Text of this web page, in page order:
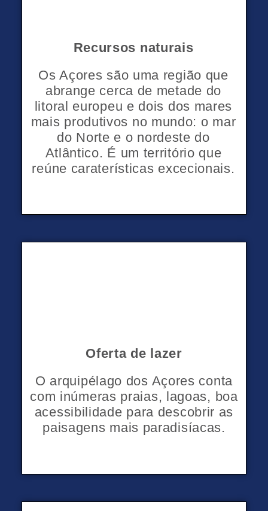
Recursos naturais
Os Açores são uma região que
abrange cerca de metade do
litoral europeu e dois dos mares
mais produtivos no mundo: o mar
do Norte e o nordeste do
Atlântico. É um território que
reúne caraterísticas excecionais.
Oferta de lazer
O arquipélago dos Açores conta
com inúmeras praias, lagoas, boa
acessibilidade para descobrir as
paisagens mais paradisíacas.